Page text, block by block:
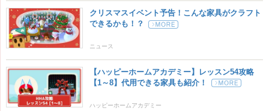
クリスマスイベント予告！こんな家具がクラフト
できるかも！？
ニュース
【ハッピーホームアカデミー】レッスン54攻略
【1～8】代用できる家具も紹介！
ハッピーホームアカデミー